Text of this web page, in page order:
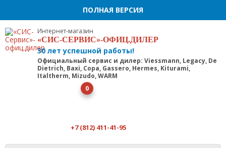
ПОЛНАЯ ВЕРСИЯ
Интернет-магазин
«СИС-СЕРВИС»-ОФИЦ.ДИЛЕР
30 лет успешной работы!
Официальный сервис и дилер: Viessmann, Legacy, De
Dietrich, Baxi, Copa, Gassero, Hermes, Kiturami,
Italtherm, Mizudo, WARM
0
+7 (812) 411-41-95